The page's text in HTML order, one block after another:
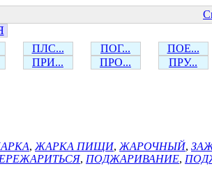
ПЛС... ПОГ... ПОЕ...
ПРИ... ПРО... ПРУ...
, ЖАРКА ПИЩИ, ЖАРОЧНЫЙ,
, ПОДЖАРИВАНИЕ,